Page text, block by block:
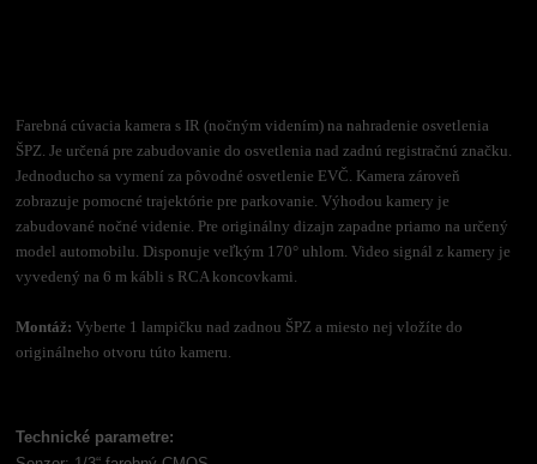
Farebná cúvacia kamera s IR (nočným videním) na nahradenie osvetlenia
ŠPZ. Je určená pre zabudovanie do osvetlenia nad zadnú registračnú značku.
Jednoducho sa vymení za pôvodné osvetlenie EVČ. Kamera zároveň
zobrazuje pomocné trajektórie pre parkovanie. Výhodou kamery je
zabudované nočné videnie. Pre originálny dizajn zapadne priamo na určený
model automobilu. Disponuje veľkým 170° uhlom. Video signál z kamery je
vyvedený na 6 m kábli s RCA koncovkami.
Montáž: Vyberte 1 lampičku nad zadnou ŠPZ a miesto nej vložíte do
originálneho otvoru túto kameru.
Technické parametre: